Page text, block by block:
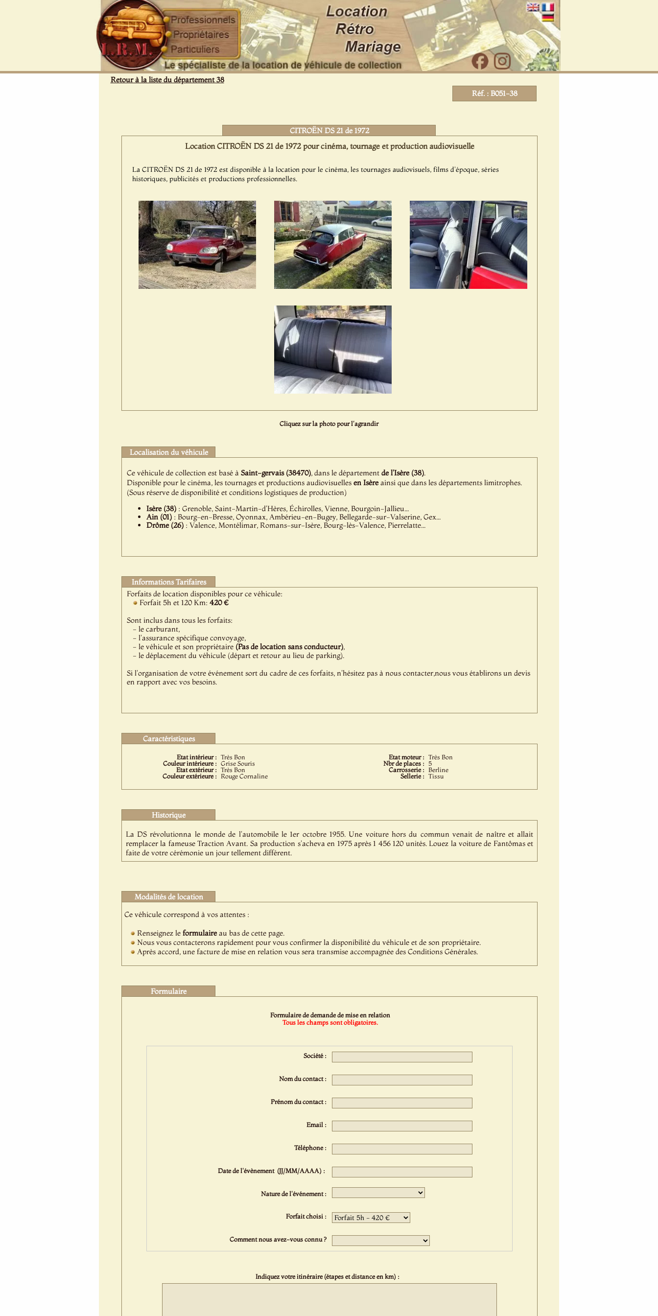
Retour à la liste du département 38
Réf. : B051-38
CITROËN DS 21 de 1972
Location CITROËN DS 21 de 1972 pour cinéma, tournage et production audiovisuelle
La CITROËN DS 21 de 1972 est disponible à la location pour le cinéma, les tournages audiovisuels, films d'époque, séries
historiques, publicités et productions professionnelles.
Cliquez sur la photo pour l'agrandir
Localisation du véhicule
Ce véhicule de collection est basé à Saint-gervais (38470), dans le département de l'Isère (38).
Disponible pour le cinéma, les tournages et productions audiovisuelles en Isèreainsi que dans les départements limitrophes.
(Sous réserve de disponibilité et conditions logistiques de production)
Isère (38): Grenoble, Saint-Martin-d'Hères, Échirolles, Vienne, Bourgoin-Jallieu...
Ain (01): Bourg-en-Bresse, Oyonnax, Ambérieu-en-Bugey, Bellegarde-sur-Valserine, Gex...
Drôme (26): Valence, Montélimar, Romans-sur-Isère, Bourg-lès-Valence, Pierrelatte...
Informations Tarifaires
Forfaits de location disponibles pour ce véhicule:
Forfait 5h et 120 Km: 420 €
Sont inclus dans tous les forfaits:
- le carburant,
- l'assurance spécifique convoyage,
- le véhicule et son propriétaire (Pas de location sans conducteur),
- le déplacement du véhicule (départ et retour au lieu de parking).
Si l'organisation de votre événement sort du cadre de ces forfaits, n'hésitez pas à nous contacter,nous vous établirons un devis
en rapport avec vos besoins.
Caractéristiques
Etat intérieur : Très Bon
Couleur intérieure : Grise Souris
Etat extérieur : Très Bon
Couleur extérieure : Rouge Cornaline
Etat moteur : Très Bon
Nbr de places :
5
Carrosserie : Berline
Sellerie : Tissu
Historique
La DS révolutionna le monde de l'automobile le 1er octobre 1955. Une voiture hors du commun venait de naître et allait
remplacer la fameuse Traction Avant. Sa production s'acheva en 1975 après 1 456 120 unités. Louez la voiture de Fantômas et
faite de votre cérémonie un jour tellement différent.
Modalités de location
Ce véhicule correspond à vos attentes :
Renseignez le formulaireau bas de cette page.
Nous vous contacterons rapidement pour vous confirmer la disponibilité du véhicule et de son propriétaire.
Après accord, une facture de mise en relation vous sera transmise accompagnée des Conditions Générales.
Formulaire
Formulaire de demande de mise en relation
Tous les champs sont obligatoires.
Société :
Nom du contact :
Prénom du contact :
Email :
Téléphone :
Date de l'évènement (JJ/MM/AAAA) :
Nature de l'événement :
Forfait choisi :
Comment nous avez-vous connu ?
Indiquez votre itinéraire (étapes et distance en km) :
Panneau de gestion des cookies